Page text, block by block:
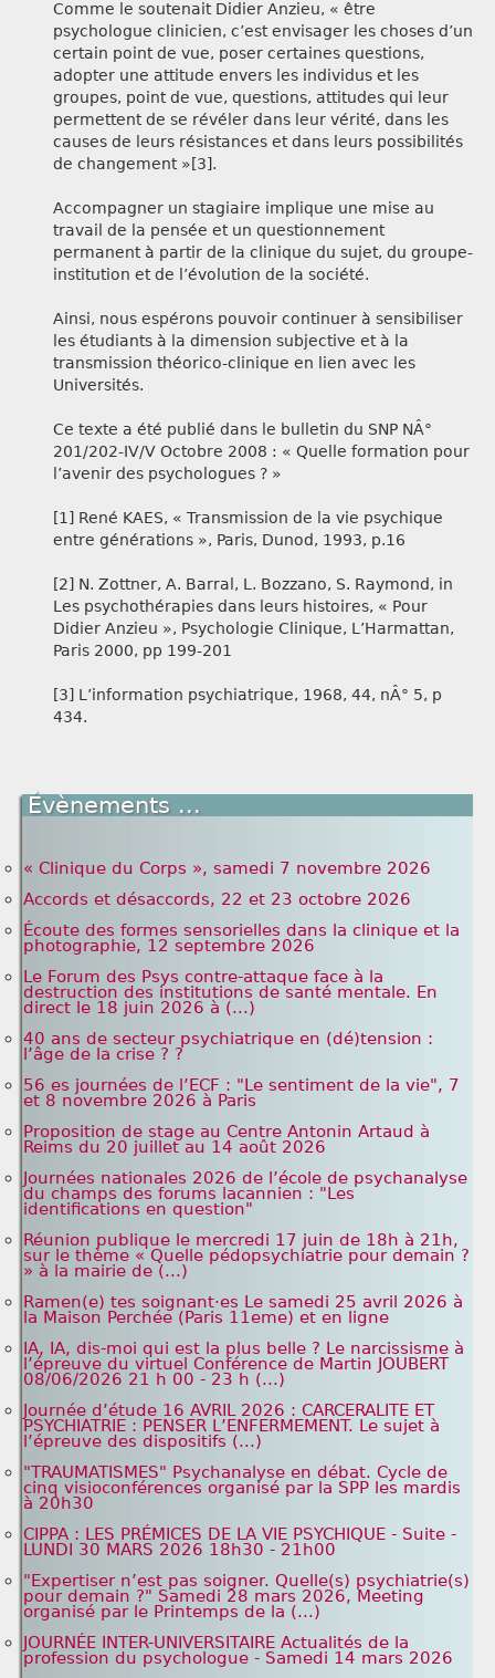
Comme le soutenait Didier Anzieu, « être
psychologue clinicien, c’est envisager les choses d’un
certain point de vue, poser certaines questions,
adopter une attitude envers les individus et les
groupes, point de vue, questions, attitudes qui leur
permettent de se révéler dans leur vérité, dans les
causes de leurs résistances et dans leurs possibilités
de changement »[3].
Accompagner un stagiaire implique une mise au
travail de la pensée et un questionnement
permanent à partir de la clinique du sujet, du groupe-
institution et de l’évolution de la société.
Ainsi, nous espérons pouvoir continuer à sensibiliser
les étudiants à la dimension subjective et à la
transmission théorico-clinique en lien avec les
Universités.
Ce texte a été publié dans le bulletin du SNP NÂ°
201/202-IV/V Octobre 2008 : « Quelle formation pour
l’avenir des psychologues ? »
[1] René KAES, « Transmission de la vie psychique
entre générations », Paris, Dunod, 1993, p.16
[2] N. Zottner, A. Barral, L. Bozzano, S. Raymond, in
Les psychothérapies dans leurs histoires, « Pour
Didier Anzieu », Psychologie Clinique, L’Harmattan,
Paris 2000, pp 199-201
[3] L’information psychiatrique, 1968, 44, nÂ° 5, p
434.
Évènements ...
« Clinique du Corps », samedi 7 novembre 2026
Accords et désaccords, 22 et 23 octobre 2026
Écoute des formes sensorielles dans la clinique et la
photographie, 12 septembre 2026
Le Forum des Psys contre-attaque face à la
destruction des institutions de santé mentale. En
direct le 18 juin 2026 à (...)
40 ans de secteur psychiatrique en (dé)tension :
l’âge de la crise ? ?
56 es journées de l’ECF : "Le sentiment de la vie", 7
et 8 novembre 2026 à Paris
Proposition de stage au Centre Antonin Artaud à
Reims du 20 juillet au 14 août 2026
Journées nationales 2026 de l’école de psychanalyse
du champs des forums lacannien : "Les
identifications en question"
Réunion publique le mercredi 17 juin de 18h à 21h,
sur le thème « Quelle pédopsychiatrie pour demain ?
» à la mairie de (...)
Ramen(e) tes soignant·es Le samedi 25 avril 2026 à
la Maison Perchée (Paris 11eme) et en ligne
IA, IA, dis-moi qui est la plus belle ? Le narcissisme à
l’épreuve du virtuel Conférence de Martin JOUBERT
08/06/2026 21 h 00 - 23 h (...)
Journée d’étude 16 AVRIL 2026 : CARCERALITE ET
PSYCHIATRIE : PENSER L’ENFERMEMENT. Le sujet à
l’épreuve des dispositifs (...)
"TRAUMATISMES" Psychanalyse en débat. Cycle de
cinq visioconférences organisé par la SPP les mardis
à 20h30
CIPPA : LES PRÉMICES DE LA VIE PSYCHIQUE - Suite -
LUNDI 30 MARS 2026 18h30 - 21h00
"Expertiser n’est pas soigner. Quelle(s) psychiatrie(s)
pour demain ?" Samedi 28 mars 2026, Meeting
organisé par le Printemps de la (...)
JOURNÉE INTER-UNIVERSITAIRE Actualités de la
profession du psychologue - Samedi 14 mars 2026